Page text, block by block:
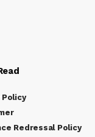
Policy
Redressal Policy